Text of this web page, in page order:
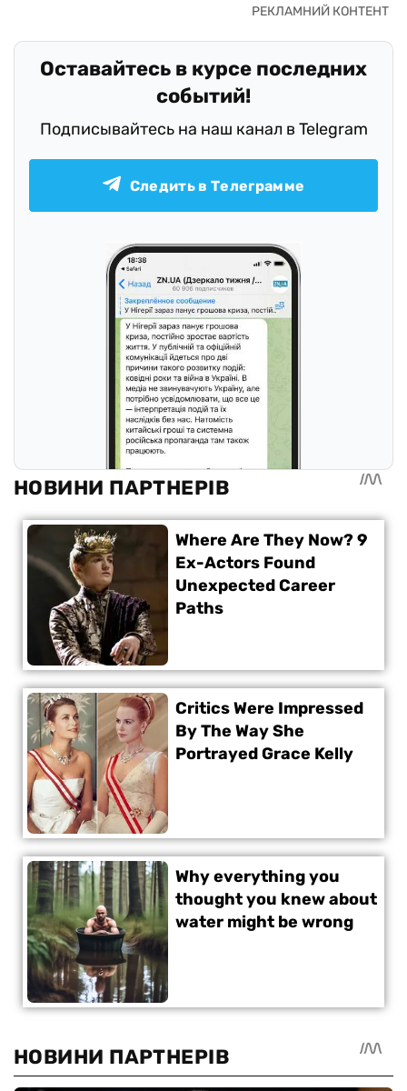
Оставайтесь в курсе последних
событий!
Подписывайтесь на наш канал в Telegram
Следить в Телеграмме